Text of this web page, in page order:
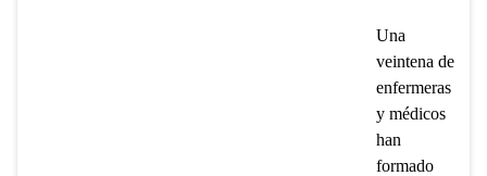
Una
veintena de
enfermeras
y médicos
han
formado